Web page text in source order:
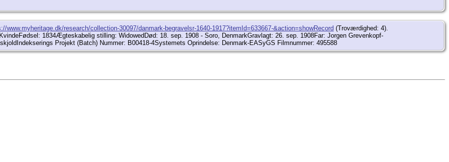
www.myheritage.dk/research/collection-30097/danmark-begravelsr-1640-1917?itemId=633667-&action=showRecord (Troværdighed: 4).
1834Ægteskabelig stilling: WidowedDød: 18. sep. 1908 - Soro, DenmarkGravlagt: 26. sep. 1908Far: Jorgen Grevenkopf-
Projekt (Batch) Nummer: B00418-4Systemets Oprindelse: Denmark-EASyGS Filmnummer: 495588